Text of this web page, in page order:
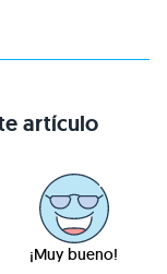
artículo
¡Muy bueno!